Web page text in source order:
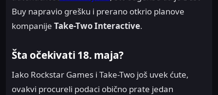
Buy napravio grešku i prerano otkrio planove
kompanije Take-Two Interactive.
Šta očekivati 18. maja?
Iako Rockstar Games i Take-Two još uvek ćute,
ovakvi procureli podaci obično prate jedan